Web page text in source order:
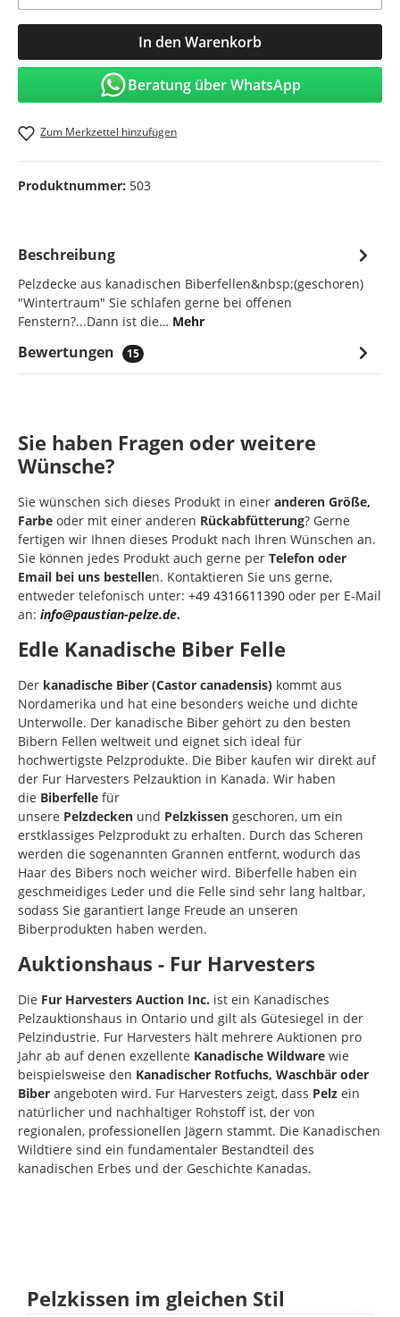
In den Warenkorb
Beratung über WhatsApp
Zum Merkzettel hinzufügen
Produktnummer: 503
Beschreibung
Pelzdecke aus kanadischen Biberfellen&nbsp;(geschoren)
"Wintertraum" Sie schlafen gerne bei offenen
Fenstern?...Dann ist die… Mehr
Bewertungen 15
Sie haben Fragen oder weitere
Wünsche?
Sie wünschen sich dieses Produkt in einer anderen Größe,
Farbe oder mit einer anderen Rückabfütterung? Gerne
fertigen wir Ihnen dieses Produkt nach Ihren Wünschen an.
Sie können jedes Produkt auch gerne per Telefon oder
Email bei uns bestellen. Kontaktieren Sie uns gerne,
entweder telefonisch unter: +49 4316611390 oder per E-Mail
an: info@paustian-pelze.de.
Edle Kanadische Biber Felle
Der kanadische Biber (Castor canadensis) kommt aus
Nordamerika und hat eine besonders weiche und dichte
Unterwolle. Der kanadische Biber gehört zu den besten
Bibern Fellen weltweit und eignet sich ideal für
hochwertigste Pelzprodukte. Die Biber kaufen wir direkt auf
der Fur Harvesters Pelzauktion in Kanada. Wir haben
die Biberfelle für
unsere Pelzdecken und Pelzkissen geschoren, um ein
erstklassiges Pelzprodukt zu erhalten. Durch das Scheren
werden die sogenannten Grannen entfernt, wodurch das
Haar des Bibers noch weicher wird. Biberfelle haben ein
geschmeidiges Leder und die Felle sind sehr lang haltbar,
sodass Sie garantiert lange Freude an unseren
Biberprodukten haben werden.
Auktionshaus - Fur Harvesters
Die Fur Harvesters Auction Inc. ist ein Kanadisches
Pelzauktionshaus in Ontario und gilt als Gütesiegel in der
Pelzindustrie. Fur Harvesters hält mehrere Auktionen pro
Jahr ab auf denen exzellente Kanadische Wildware wie
beispielsweise den Kanadischer Rotfuchs, Waschbär oder
Biber angeboten wird. Fur Harvesters zeigt, dass Pelz ein
natürlicher und nachhaltiger Rohstoff ist, der von
regionalen, professionellen Jägern stammt. Die Kanadischen
Wildtiere sind ein fundamentaler Bestandteil des
kanadischen Erbes und der Geschichte Kanadas.
Produktgalerie überspringen
Pelzkissen im gleichen Stil